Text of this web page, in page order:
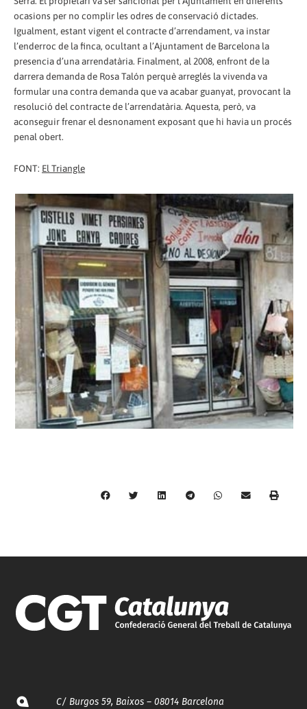
ocasions per no complir les odres de conservació dictades.
Igualment, estant vigent el contracte d’arrendament, va instar
l’enderroc de la finca, ocultant a l’Ajuntament de Barcelona la
presencia d’una arrendatària. Finalment, al 2008, enfront de la
darrera demanda de Rosa Talón perquè arreglés la vivenda va
formular una contra demanda que va acabar guanyat, provocant la
resolució del contracte de l’arrendatària. Aquesta, però, va
aconseguir frenar el desnonament exposant que hi havia un procés
penal obert.
FONT: El Triangle
C/ Burgos 59, Baixos – 08014 Barcelona